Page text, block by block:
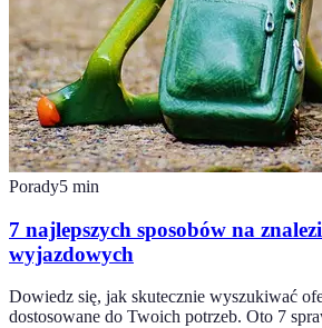
Porady5 min
7 najlepszych sposobów na
wyjazdowych
Dowiedz się, jak skutecznie wyszukiwać
dostosowane do Twoich potrzeb. Oto 7